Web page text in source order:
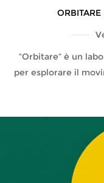
“Orbitare” è un
per esplorare il